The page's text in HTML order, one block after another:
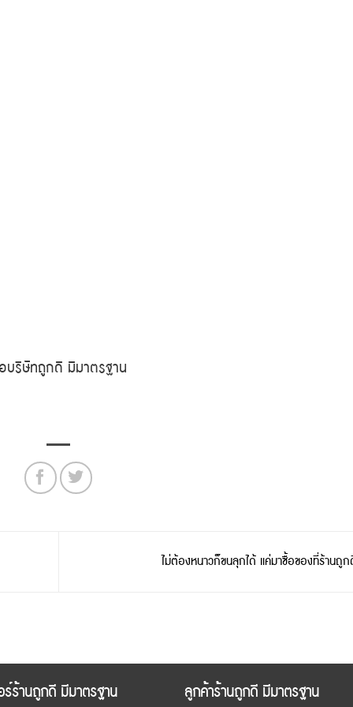
บริษัทถูกดี มีมาตรฐาน
ไม่ต้องหนาวก็ขนลุกได้ แค่มาซื้อของที่ร้านถู
ร์ร้านถูกดี มีมาตรฐาน ลูกค้าร้านถูกดี มีมาตรฐาน